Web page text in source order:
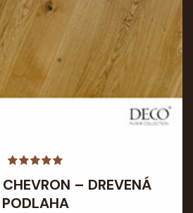
– DREVENÁ
PODLAHA